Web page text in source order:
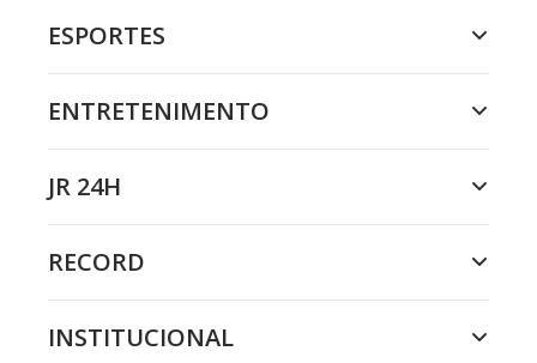
ESPORTES
ENTRETENIMENTO
JR 24H
RECORD
INSTITUCIONAL